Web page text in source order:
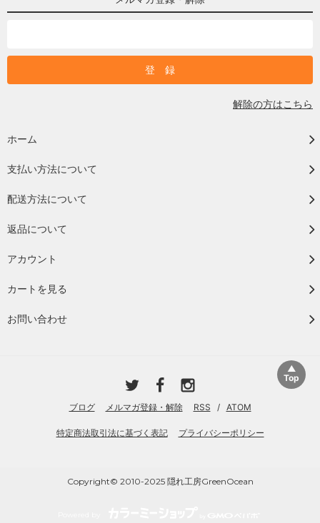
解除の方はこちら
ホーム
支払い方法について
配送方法について
返品について
アカウント
カートを見る
お問い合わせ
ブログ メルマガ登録・解除 RSS / ATOM
特定商法取引法に基づく表記 プライバシーポリシー
Copyright© 2010-2025 隠れ工房GreenOcean